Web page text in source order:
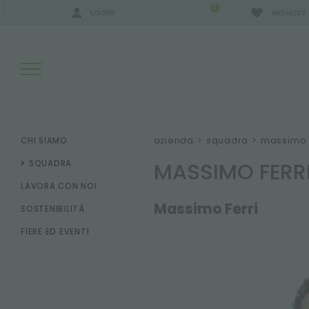
0
RISULTATI RICERCA:
ALTRI RISULTATI PER TE:
CHI SIAMO
SQUADRA
LAVORA CON NOI
SOSTENIBILITÀ
FIERE ED EVENTI
azienda > squadra >
MASSIMO
Massimo Ferri